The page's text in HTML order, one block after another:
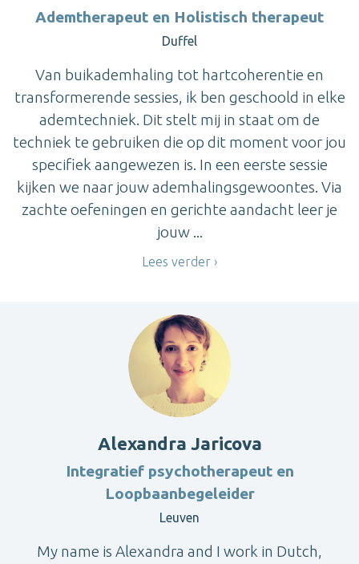
Ademtherapeut en Holistisch therapeut
Duffel
Van buikademhaling tot hartcoherentie en
transformerende sessies, ik ben geschoold in elke
ademtechniek. Dit stelt mij in staat om de
techniek te gebruiken die op dit moment voor jou
specifiek aangewezen is. In een eerste sessie
kijken we naar jouw ademhalingsgewoontes. Via
zachte oefeningen en gerichte aandacht leer je
jouw ...
Lees verder
Alexandra Jaricova
Integratief psychotherapeut en
Loopbaanbegeleider
Leuven
My name is Alexandra and I work in Dutch,